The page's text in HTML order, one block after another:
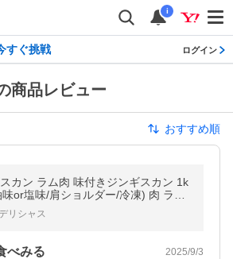
i
すぐ挑戦 ログイン
商品レビュー
おすすめ順
カン ラム肉 味付きジンギスカン 1k
or塩味/肩ショルダー/冷凍) 肉 ラム
肉 BBQ 北海道 千歳ラム工房 肉の山
爆買 お取り寄せ
リシャス
べみる 2025/9/3